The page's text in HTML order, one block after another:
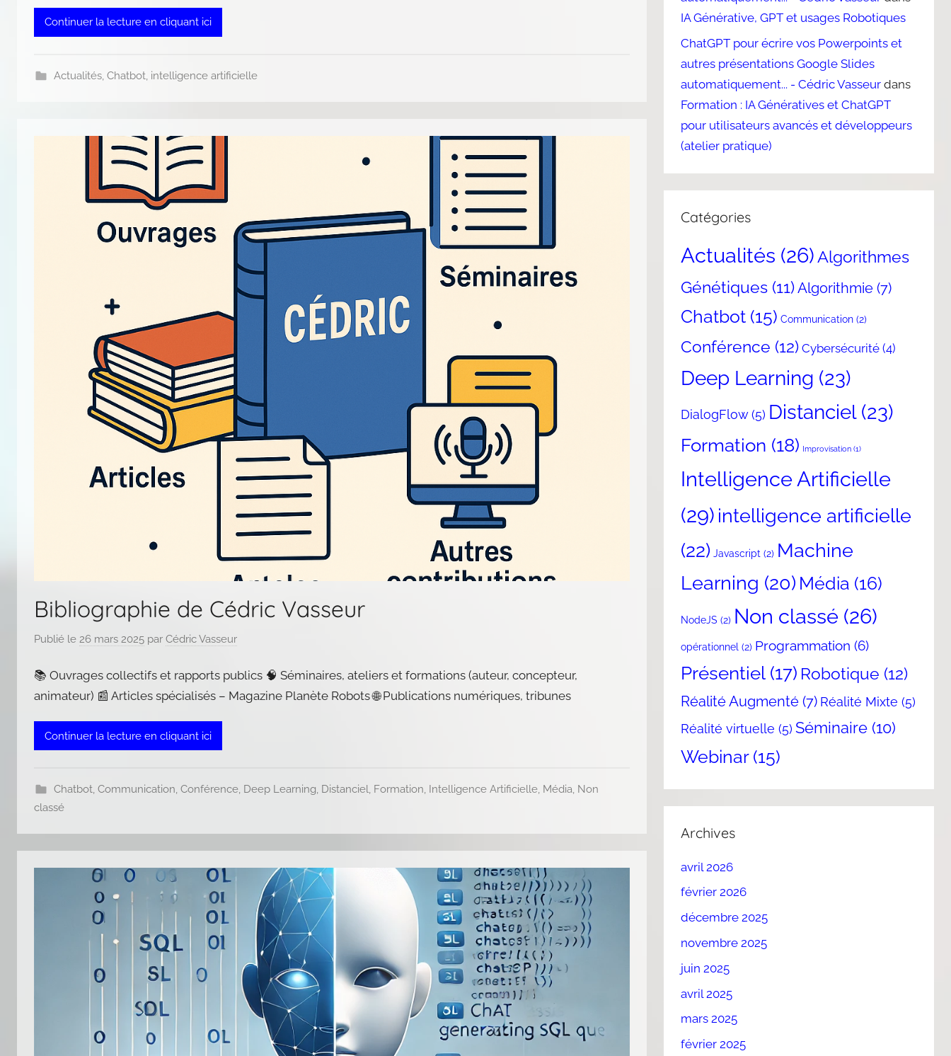
Continuer la lecture en cliquant ici
Actualités, Chatbot, intelligence artificielle
Bibliographie de Cédric Vasseur
Publié le 26 mars 2025 par Cédric Vasseur
📚 Ouvrages collectifs et rapports publics 🧠 Séminaires, ateliers et formations (auteur, concepteur,
animateur) 📰 Articles spécialisés – Magazine Planète Robots 🌐 Publications numériques, tribunes
Continuer la lecture en cliquant ici
Chatbot, Communication, Conférence, Deep Learning, Distanciel, Formation, Intelligence Artificielle, Média, Non
classé
IA Générative, GPT et usages Robotiques
ChatGPT pour écrire vos Powerpoints et
autres présentations Google Slides
automatiquement... - Cédric Vasseur dans
Formation : IA Génératives et ChatGPT
pour utilisateurs avancés et développeurs
(atelier pratique)
Catégories
Actualités (26) Algorithmes
Génétiques (11)Algorithmie (7)
Chatbot (15) Communication (2)
Conférence (12) Cybersécurité (4)
Deep Learning (23)
DialogFlow(5) Distanciel(23)
Formation (18) Improvisation (1)
Intelligence Artificielle
(29) intelligence artificielle
(22) Javascript (2) Machine
Learning (20) Média (16)
NodeJS (2) Non classé (26)
opérationnel (2) Programmation (6)
Présentiel(17) Robotique (12)
Réalité Augmenté (7) Réalité Mixte (5)
Réalité virtuelle (5) Séminaire (10)
Webinar(15)
Archives
avril 2026
février 2026
décembre 2025
novembre 2025
juin 2025
avril 2025
mars 2025
février 2025